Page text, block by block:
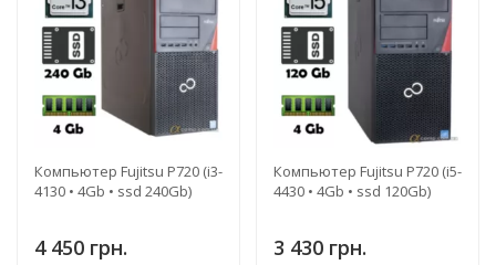
Компьютер Fujitsu P720 (i3-
4130 • 4Gb • ssd 240Gb)
4 450 грн.
Компьютер Fujitsu P720 (i5-
4430 • 4Gb • ssd 120Gb)
3 430 грн.